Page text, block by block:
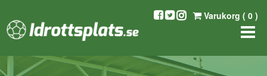
Varukorg ( 0 )